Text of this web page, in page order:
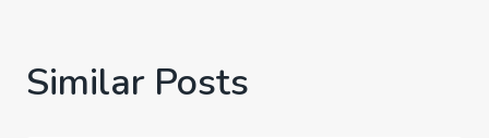
Similar Posts